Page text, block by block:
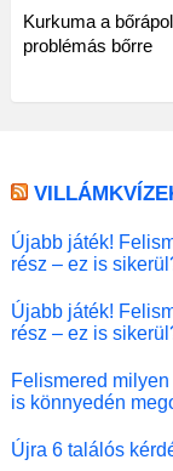
Kurkuma a
problémás bőrre
Újabb játék!
rész – ez is
Újabb játék!
rész – ez is
Felismered
is könnyedén
Újra 6 találós